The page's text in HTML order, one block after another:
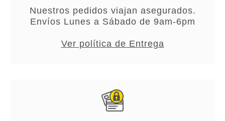
Nuestros pedidos viajan asegurados.
Envíos Lunes a Sábado de 9am-6pm
Ver política de Entrega